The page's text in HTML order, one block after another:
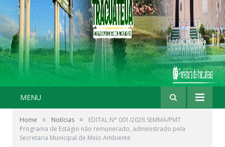
MENU
Home » Notícias »
EDITAL N° 001/2026 SEMMA/PMT
Programa de Estágio não remunerado, administrado pela
Secretaria Municipal de Meio Ambiente